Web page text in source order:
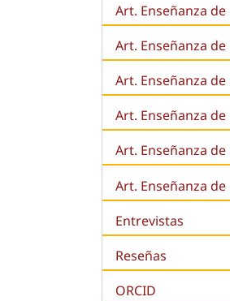
Art. Enseñanza
Art. Enseñanza
Art. Enseñanza de
Art. Enseñanza de
Art. Enseñanza
Art. Enseñanza
Entrevistas
Reseñas
ORCID